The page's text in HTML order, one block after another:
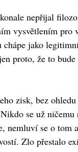
nepřijal
vysvětlením pro
jako
proto, že to
zisk, bez
se už
nemluví se o tom
Zlo přestalo